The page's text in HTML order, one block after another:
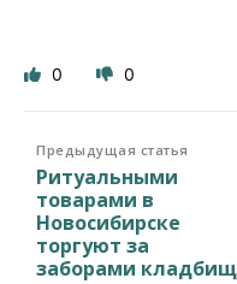
0 0
Предыдущая статья
Ритуальными
товарами в
Новосибирске
торгуют за
заборами кладбищ